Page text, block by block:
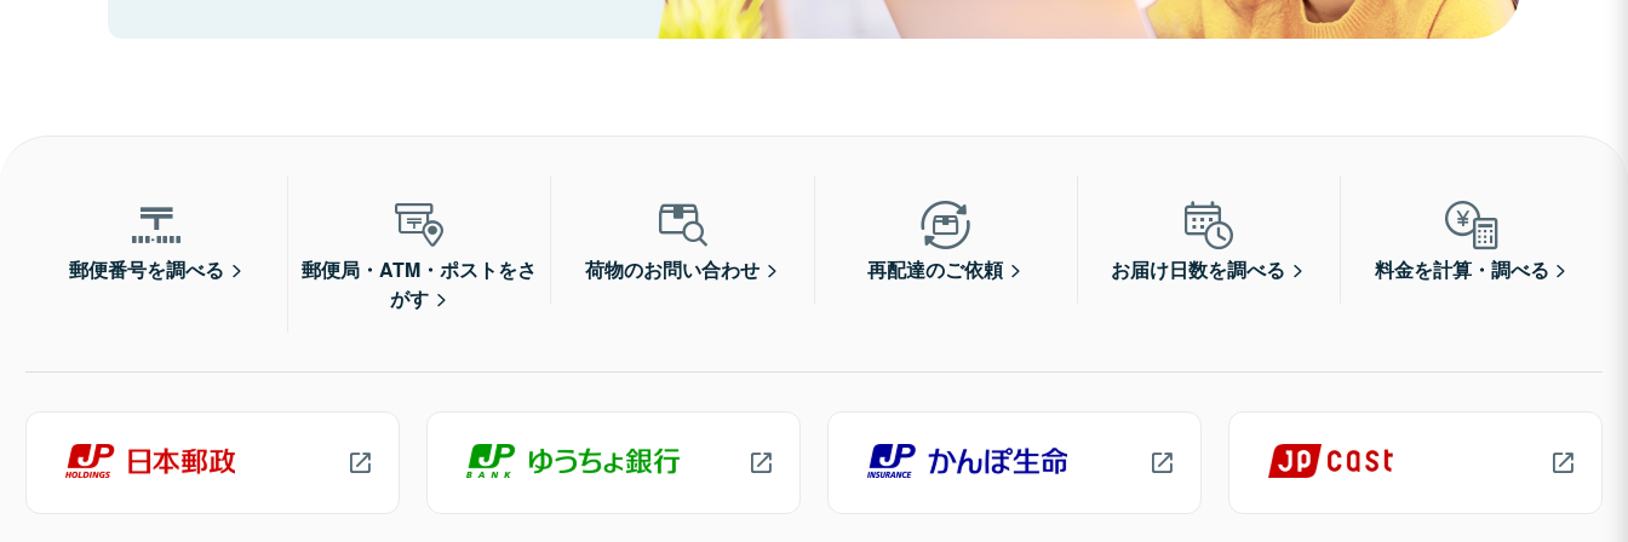
郵便番号を調べる
郵便局・ATM・ポストをさ
がす
荷物のお問い合わせ 再配達のご依頼 お届け日数を調べる 料金を計算・調べる